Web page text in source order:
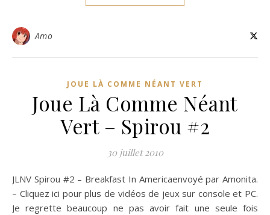
Amo
JOUE LÀ COMME NÉANT VERT
Joue Là Comme Néant
Vert – Spirou #2
30 juillet 2010
JLNV Spirou #2 – Breakfast In Americaenvoyé par Amonita.
– Cliquez ici pour plus de vidéos de jeux sur console et PC.
Je regrette beaucoup ne pas avoir fait une seule fois